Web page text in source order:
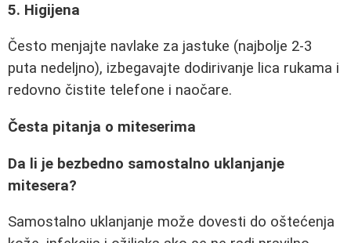
5. Higijena
Često menjajte navlake za jastuke (najbolje 2-3
puta nedeljno), izbegavajte dodirivanje lica rukama i
redovno čistite telefone i naočare.
Česta pitanja o miteserima
Da li je bezbedno samostalno uklanjanje
mitesera?
Samostalno uklanjanje može dovesti do oštećenja